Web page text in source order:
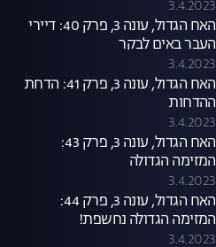
3.4.2023
האח הגדול, עונה 3, פרק 40: דיירי
העבר באים לבקר
3.4.2023
האח הגדול, עונה 3, פרק 41: הדחת
ההדחות
3.4.2023
האח הגדול, עונה 3, פרק 43:
המזימה הגדולה
3.4.2023
האח הגדול, עונה 3, פרק 44:
המזימה הגדולה נחשפת!
3.4.2023